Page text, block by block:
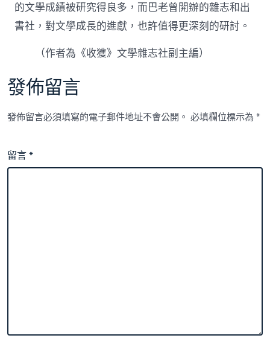
的文學成績被研究得良多，而巴老曾開辦的雜志和出
書社，對文學成長的進獻，也許值得更深刻的研討。
（作者為《收獲》文學雜志社副主編）
發佈留言
發佈留言必須填寫的電子郵件地址不會公開。 必填欄位標示為*
留言*